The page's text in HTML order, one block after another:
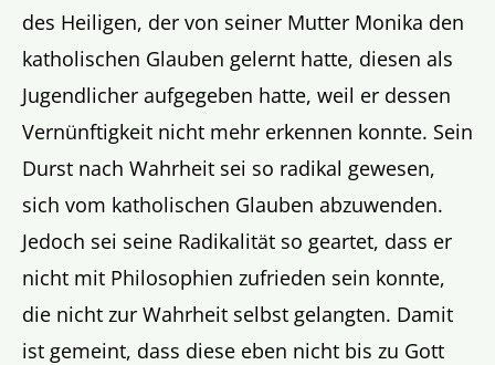
des Heiligen, der von seiner Mutter Monika den
katholischen Glauben gelernt hatte, diesen als
Jugendlicher aufgegeben hatte, weil er dessen
Vernünftigkeit nicht mehr erkennen konnte. Sein
Durst nach Wahrheit sei so radikal gewesen,
sich vom katholischen Glauben abzuwenden.
Jedoch sei seine Radikalität so geartet, dass er
nicht mit Philosophien zufrieden sein konnte,
die nicht zur Wahrheit selbst gelangten. Damit
ist gemeint, dass diese eben nicht bis zu Gott